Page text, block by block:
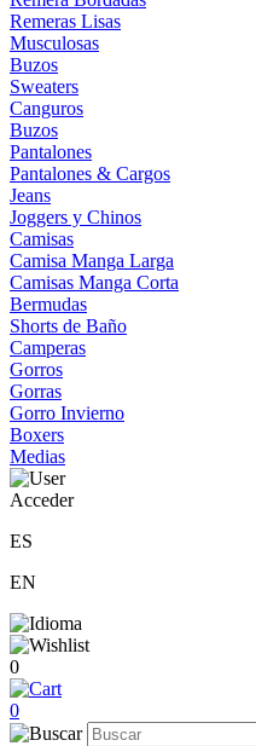
Remeras Lisas
Musculosas
Buzos
Sweaters
Canguros
Buzos
Pantalones
Pantalones & Cargos
Jeans
Joggers y Chinos
Camisas
Camisa Manga Larga
Camisas Manga Corta
Bermudas
Shorts de Baño
Camperas
Gorros
Gorras
Gorro Invierno
Boxers
Medias
Acceder
ES
EN
0
0